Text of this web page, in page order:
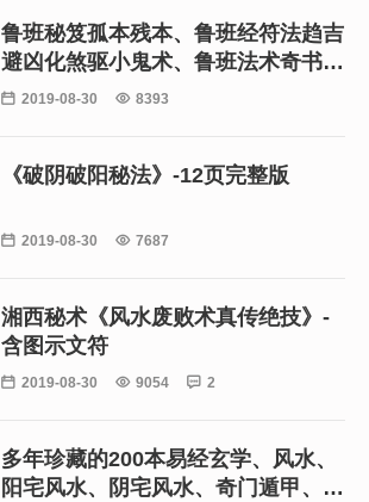
鲁班秘笈孤本残本、鲁班经符法趋吉
避凶化煞驱小鬼术、鲁班法术奇书、
鲁班阴阳地理堪舆风水书、古代鲁班
 2019-08-30  8393
《破阴破阳秘法》-12页完整版
 2019-08-30  7687
湘西秘术《风水废败术真传绝技》-
含图示文符
 2019-08-30  9054  2
多年珍藏的200本易经玄学、风水、
阳宅风水、阴宅风水、奇门遁甲、合